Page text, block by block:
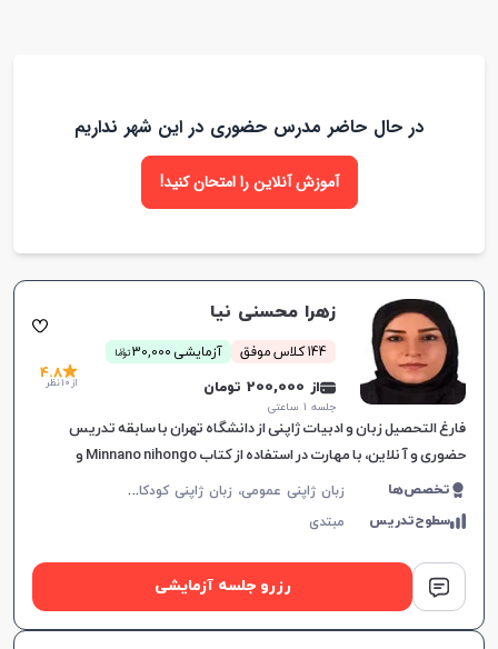
در حال حاضر مدرس حضوری در این شهر نداریم
آموزش آنلاین را امتحان کنید!
زهرا محسنی نیا
144 کلاس موفق آزمایشی 30,000 توما
ن
از 200,000 تومان
جلسه ۱ ساعتی
4.8
از 10 نظر
فارغ التحصیل زبان و ادبیات ژاپنی از دانشگاه تهران با سابقه تدریس
حضوری و آنلاین، با مهارت در استفاده از کتاب Minnano nihongo و
انیمه‌ها برای نوجوانان و جوانان.
تخصص‌ها ز
بان ژاپنی عمومی، زبان ژاپنی کودکان، مکالمه زبان ژاپنی
سطوح‌تدریس مبتدی
رزرو جلسه آزمایشی